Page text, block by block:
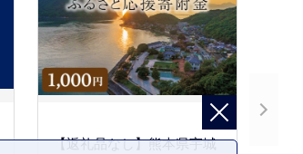
【返礼品なし】熊本県宇城